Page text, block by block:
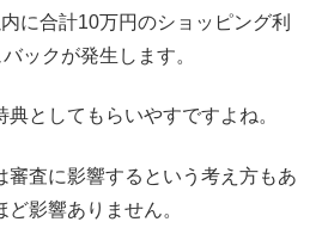
に合計10万円のショッピング利
ックが発生します。
としてもらいやすですよね。
審査に影響するという考え方もあ
影響ありません。